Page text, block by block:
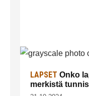
LAPSET Onko
merkistä